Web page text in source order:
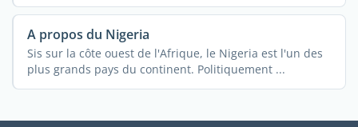
A propos du Nigeria
Sis sur la côte ouest de l'Afrique, le Nigeria est l'un des
plus grands pays du continent. Politiquement ...